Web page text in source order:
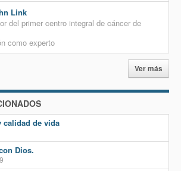
Link
del primer centro integral de cáncer de
como experto
Ver más
calidad de vida
Dios.